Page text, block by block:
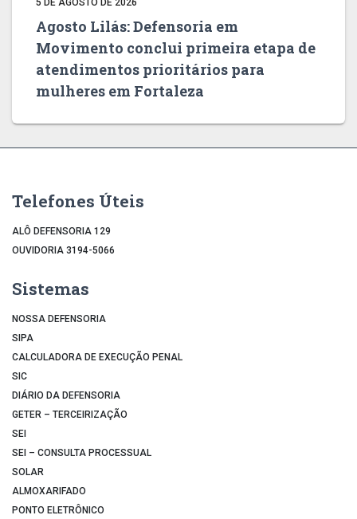
Agosto Lilás: Defensoria em
Movimento conclui primeira etapa de
atendimentos prioritários para
mulheres em Fortaleza
Telefones Úteis
ALÔ DEFENSORIA 129
OUVIDORIA 3194-5066
Sistemas
NOSSA DEFENSORIA
SIPA
CALCULADORA DE EXECUÇÃO PENAL
SIC
DIÁRIO DA DEFENSORIA
GETER – TERCEIRIZAÇÃO
SEI
SEI – CONSULTA PROCESSUAL
SOLAR
ALMOXARIFADO
PONTO ELETRÔNICO